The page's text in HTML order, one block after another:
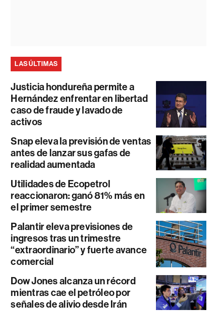
LAS ÚLTIMAS
Justicia hondureña permite a
Hernández enfrentar en libertad
caso de fraude y lavado de
activos
Snap eleva la previsión de ventas
antes de lanzar sus gafas de
realidad aumentada
Utilidades de Ecopetrol
reaccionaron: ganó 81% más en
el primer semestre
Palantir eleva previsiones de
ingresos tras un trimestre
“extraordinario” y fuerte avance
comercial
Dow Jones alcanza un récord
mientras cae el petróleo por
señales de alivio desde Irán